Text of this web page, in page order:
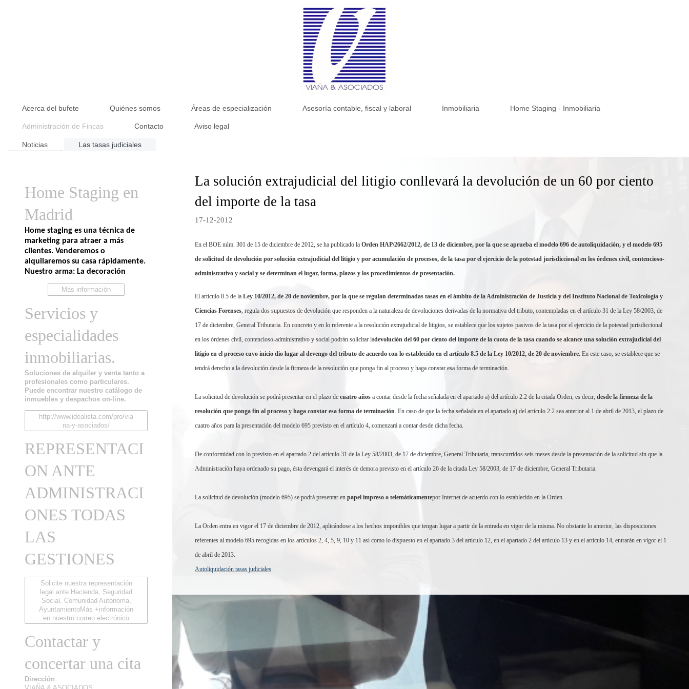
Acerca del bufete Quiénes somos Áreas de especialización Asesoría contable, fiscal y laboral Inmobiliaria Home Staging - Inmobiliaria
Administración de Fincas Contacto Aviso legal
Noticias Las tasas judiciales
La solución extrajudicial del litigio conllevará la devolución de un 60 por ciento
del importe de la tasa
17-12-2012
En el BOE núm. 301 de 15 de diciembre de 2012, se ha publicado la Orden HAP/2662/2012, de 13 de diciembre, por la que se aprueba el modelo 696 de autoliquidación, y el modelo 695
de solicitud de devolución por solución extrajudicial del litigio y por acumulación de procesos, de la tasa por el ejercicio de la potestad jurisdiccional en los órdenes civil, contencioso-
administrativo y social y se determinan el lugar, forma, plazos y los procedimientos de presentación.
El artículo 8.5 de la Ley 10/2012, de 20 de noviembre, por la que se regulan determinadas tasas en el ámbito de la Administración de Justicia y del Instituto Nacional de Toxicología y
Ciencias Forenses, regula dos supuestos de devolución que responden a la naturaleza de devoluciones derivadas de la normativa del tributo, contempladas en el artículo 31 de la Ley 58/2003, de
17 de diciembre, General Tributaria. En concreto y en lo referente a la resolución extrajudicial de litigios, se establece que los sujetos pasivos de la tasa por el ejercicio de la potestad jurisdiccional
en los órdenes civil, contencioso-administrativo y social podrán solicitar ladevolución del 60 por ciento del importe de la cuota de la tasa cuando se alcance una solución extrajudicial del
litigio en el proceso cuyo inicio dio lugar al devengo del tributo de acuerdo con lo establecido en el artículo 8.5 de la Ley 10/2012, de 20 de noviembre. En este caso, se establece que se
tendrá derecho a la devolución desde la firmeza de la resolución que ponga fin al proceso y haga constar esa forma de terminación.
La solicitud de devolución se podrá presentar en el plazo de cuatro años a contar desde la fecha señalada en el apartado a) del artículo 2.2 de la citada Orden, es decir, desde la firmeza de la
resolución que ponga fin al proceso y haga constar esa forma de terminación. En caso de que la fecha señalada en el apartado a) del artículo 2.2 sea anterior al 1 de abril de 2013, el plazo de
cuatro años para la presentación del modelo 695 previsto en el artículo 4, comenzará a contar desde dicha fecha.
De conformidad con lo previsto en el apartado 2 del artículo 31 de la Ley 58/2003, de 17 de diciembre, General Tributaria, transcurridos seis meses desde la presentación de la solicitud sin que la
Administración haya ordenado su pago, ésta devengará el interés de demora previsto en el artículo 26 de la citada Ley 58/2003, de 17 de diciembre, General Tributaria.
La solicitud de devolución (modelo 695) se podrá presentar en papel impreso o telemáticamentepor Internet de acuerdo con lo establecido en la Orden.
La Orden entra en vigor el 17 de diciembre de 2012, aplicándose a los hechos imponibles que tengan lugar a partir de la entrada en vigor de la misma. No obstante lo anterior, las disposiciones
referentes al modelo 695 recogidas en los artículos 2, 4, 5, 9, 10 y 11 así como lo dispuesto en el apartado 3 del artículo 12, en el apartado 2 del artículo 13 y en el artículo 14, entrarán en vigor el 1
de abril de 2013.
Autoliquidación tasas judiciales
Home Staging en
Madrid
Home staging es una técnica de
marketing para atraer a más
clientes. Venderemos o
alquilaremos su casa rápidamente.
Nuestro arma: La decoración
Más información
Servicios y
especialidades
inmobiliarias.
Soluciones de alquiler y venta tanto a
profesionales como particulares.
Puede encontrar nuestro catálogo de
inmuebles y despachos on-line.
http://www.idealista.com/pro/via
na-y-asociados/
REPRESENTACI
ON ANTE
ADMINISTRACI
ONES TODAS
LAS
GESTIONES
Solicite nuestra representación
legal ante Hacienda, Seguridad
Social, Comunidad Autónoma,
AyuntamientoMás +información
en nuestro correo electrónico
Contactar y
concertar una cita
Dirección